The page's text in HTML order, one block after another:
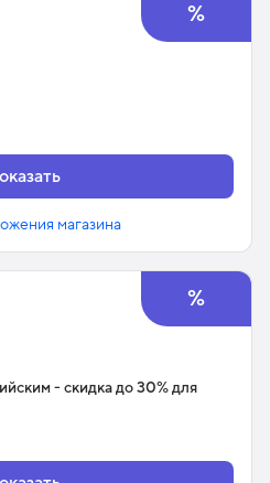
%
магазина
%
- скидка до 30% для